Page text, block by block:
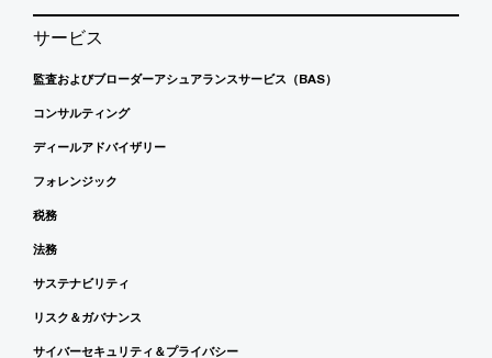
サービス
監査およびブローダーアシュアランスサービス（BAS）
コンサルティング
ディールアドバイザリー
フォレンジック
税務
法務
サステナビリティ
リスク＆ガバナンス
サイバーセキュリティ＆プライバシー